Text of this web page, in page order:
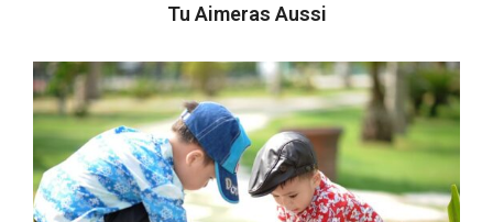
Tu Aimeras Aussi